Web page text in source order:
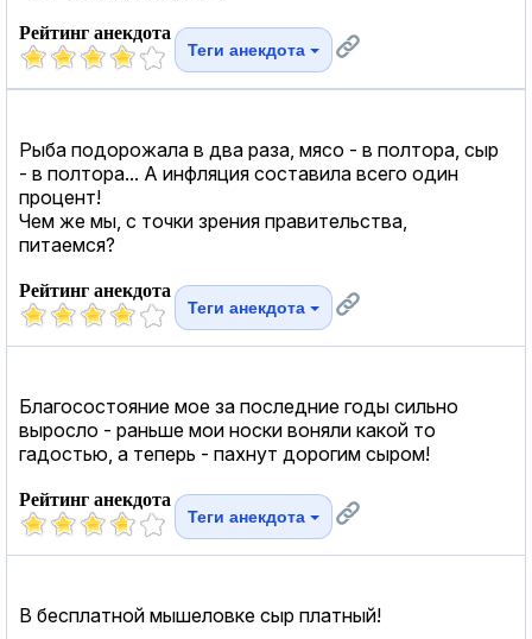
Рейтинг анекдота
Теги анекдота
Рыба подорожала в два раза, мясо - в полтора, сыр
- в полтора... А инфляция составила всего один
процент!
Чем же мы, с точки зрения правительства,
питаемся?
Рейтинг анекдота
Теги анекдота
Благосостояние мое за последние годы сильно
выросло - раньше мои носки воняли какой то
гадостью, а теперь - пахнут дорогим сыром!
Рейтинг анекдота
Теги анекдота
В бесплатной мышеловке сыр платный!